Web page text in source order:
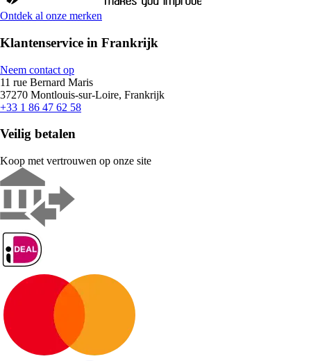
Ontdek al onze merken
Klantenservice in Frankrijk
Neem contact op
11 rue Bernard Maris
37270 Montlouis-sur-Loire, Frankrijk
+33 1 86 47 62 58
Veilig betalen
Koop met vertrouwen op onze site